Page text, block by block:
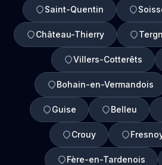
Saint-Quentin
Château-Thierry
Villers-Cotterêts
Bohain-en-Vermandois
Guise Belleu
Crouy
Fère-en-Tardenois